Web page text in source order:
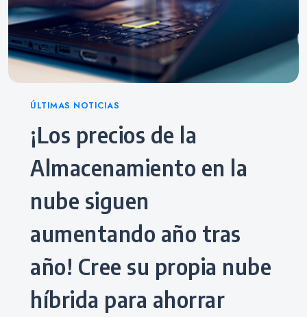
Categories
ÚLTIMAS NOTICIAS
¡Los precios de la
Almacenamiento en la
nube siguen
aumentando año tras
año! Cree su propia nube
híbrida para ahorrar